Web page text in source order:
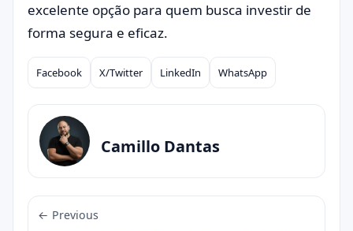
excelente opção para quem busca investir de
forma segura e eficaz.
Compartilhar
Facebook X/Twitter LinkedIn WhatsApp
Camillo Dantas
← Previous